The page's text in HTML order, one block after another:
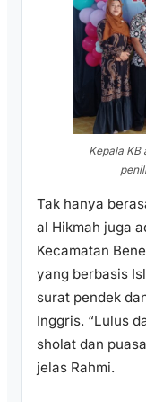
Kepala KB
Tak hanya
al Hikmah juga
Kecamatan
yang berbasis
surat pendek
Inggris. “Lulus
sholat dan
jelas Rahmi.